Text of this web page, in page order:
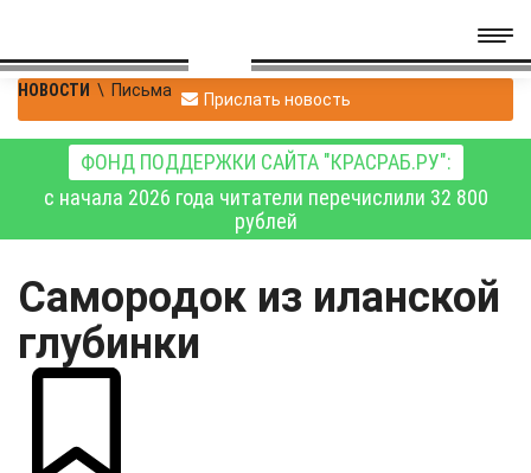
НОВОСТИ \ Письма Прислать новость
ФОНД ПОДДЕРЖКИ САЙТА "КРАСРАБ.РУ":
с начала 2026 года читатели перечислили 32 800
рублей
Самородок из иланской
глубинки